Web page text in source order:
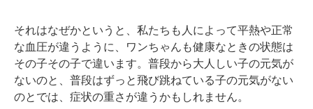
それはなぜかというと、私たちも人によって平熱や正常
な血圧が違うように、ワンちゃんも健康なときの状態は
その子その子で違います。普段から大人しい子の元気が
ないのと、普段はずっと飛び跳ねている子の元気がない
のとでは、症状の重さが違うかもしれません。